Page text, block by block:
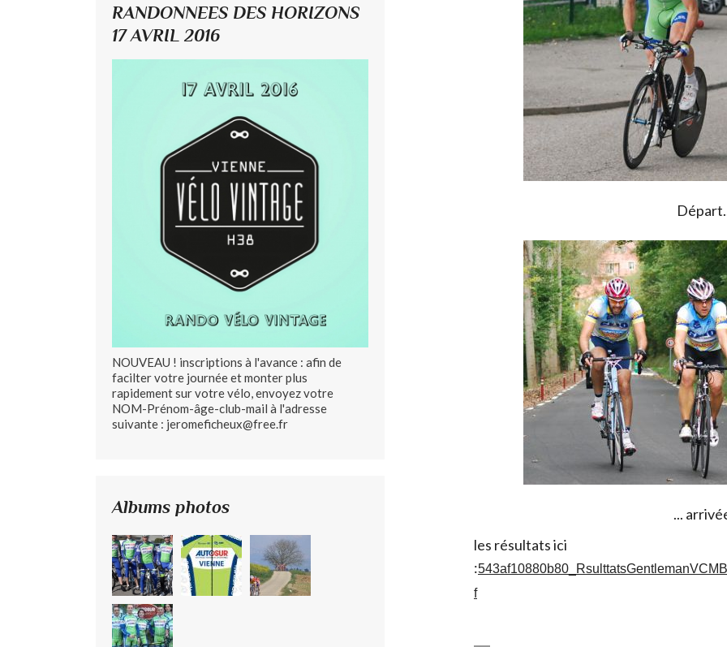
RANDONNEES DES HORIZONS
17 AVRIL 2016
NOUVEAU ! inscriptions à l'avance : afin de
facilter votre journée et monter plus
rapidement sur votre vélo, envoyez votre
NOM-Prénom-âge-club-mail à l'adresse
suivante : jeromeficheux@free.fr
Albums photos
...
les résultats ici
:
f